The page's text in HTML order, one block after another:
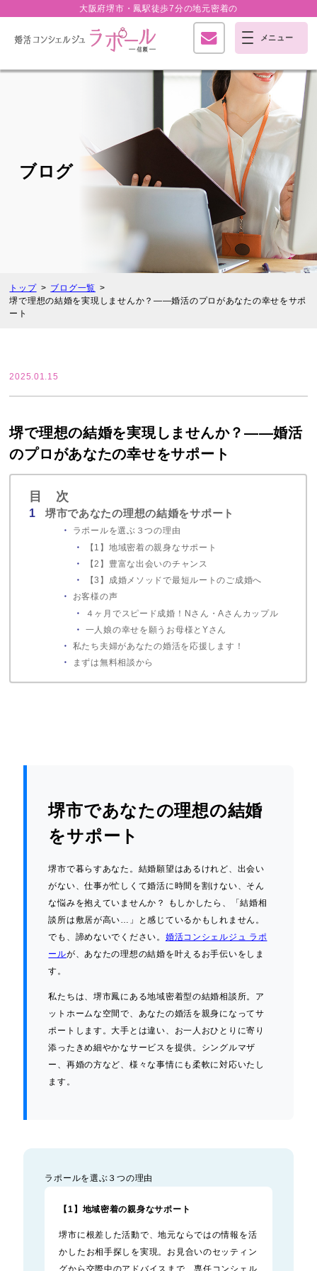
大阪府堺市・鳳駅徒歩7分の地元密着の
ブログ
トップ
ブログ一覧
堺で理想の結婚を実現しませんか？――婚活のプロがあなたの幸せをサポ
ート
2025.01.15
堺で理想の結婚を実現しませんか？――婚活
のプロがあなたの幸せをサポート
目 次
堺市であなたの理想の結婚をサポート
ラポールを選ぶ３つの理由
【1】地域密着の親身なサポート
【2】豊富な出会いのチャンス
【3】成婚メソッドで最短ルートのご成婚へ
お客様の声
４ヶ月でスピード成婚！Nさん・Aさんカップル
一人娘の幸せを願うお母様とYさん
私たち夫婦があなたの婚活を応援します！
まずは無料相談から
堺市であなたの理想の結婚
をサポート
堺市で暮らすあなた。結婚願望はあるけれど、出会い
がない、仕事が忙しくて婚活に時間を割けない、そん
な悩みを抱えていませんか？ もしかしたら、「結婚相
談所は敷居が高い…」と感じているかもしれません。
でも、諦めないでください。 婚活コンシェルジュ ラポ
ールが、あなたの理想の結婚を叶えるお手伝いをしま
す。
私たちは、堺市鳳にある地域密着型の結婚相談所。ア
ットホームな空間で、あなたの婚活を親身になってサ
ポートします。大手とは違い、お一人おひとりに寄り
添ったきめ細やかなサービスを提供。シングルマザ
ー、再婚の方など、様々な事情にも柔軟に対応いたし
ます。
ラポールを選ぶ３つの理由
【1】地域密着の親身なサポート
堺市に根差した活動で、地元ならではの情報を活
かしたお相手探しを実現。お見合いのセッティン